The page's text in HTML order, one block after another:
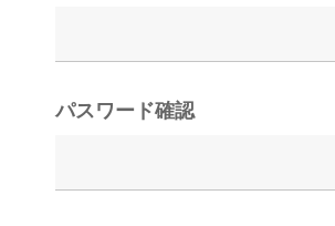
パスワード確認